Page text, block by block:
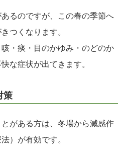
るのですが、この春の季節へ
つくなります。
・痰・目のかゆみ・のどのか
な症状が出てきます。
策
がある方は、冬場から減感作
）が有効です。